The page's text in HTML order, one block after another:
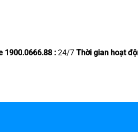
1900.0666.88 : 24/7 Thời gian hoạt